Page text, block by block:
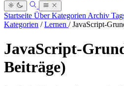
Startseite ÜberKategorien Archiv
Kategorien / Lernen / JavaScript-
JavaScript-
Beiträge)